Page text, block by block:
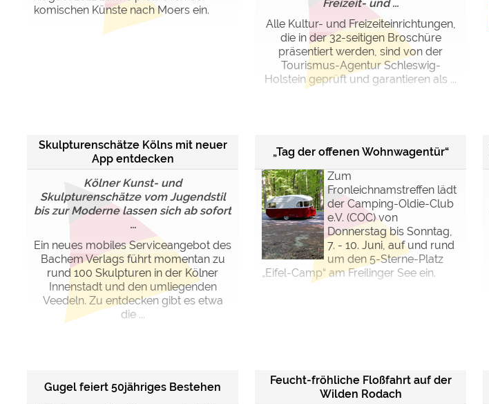
komischen Künste nach Moers ein.
Freizeit- und ...
Alle Kultur- und Freizeiteinrichtungen,
die in der 32-seitigen Broschüre
präsentiert werden, sind von der
Tourismus-Agentur Schleswig-
Holstein geprüft und garantieren als ...
Skulpturenschätze Kölns mit neuer
App entdecken
Kölner Kunst- und
Skulpturenschätze vom Jugendstil
bis zur Moderne lassen sich ab sofort
...
Ein neues mobiles Serviceangebot des
Bachem Verlags führt momentan zu
rund 100 Skulpturen in der Kölner
Innenstadt und den umliegenden
Veedeln. Zu entdecken gibt es etwa
die ...
„Tag der offenen Wohnwagentür“
Zum
Fronleichnamstreffen lädt
der Camping-Oldie-Club
e.V. (COC) von
Donnerstag bis Sonntag,
7. - 10. Juni, auf und rund
um den 5-Sterne-Platz
„Eifel-Camp“ am Freilinger See ein.
Gugel feiert 50jähriges Bestehen
Feucht-fröhliche Floßfahrt auf der
Wilden Rodach